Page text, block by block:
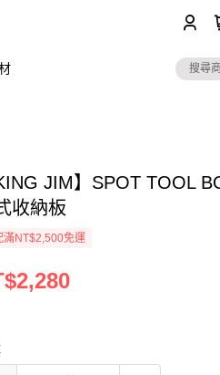
KING JIM】SPOT TOOL
收納板
滿NT$2,500免運